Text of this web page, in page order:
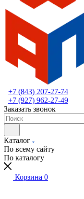
+7 (843) 207-27-74
+7 (927) 962-27-49
Заказать звонок
Каталог
По всему сайту
По каталогу
Корзина 0